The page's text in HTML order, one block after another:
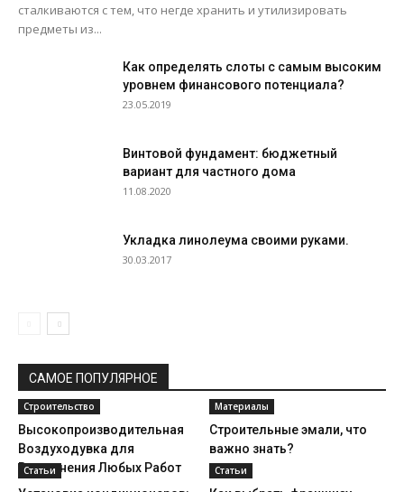
сталкиваются с тем, что негде хранить и утилизировать
предметы из...
Как определять слоты с самым высоким
уровнем финансового потенциала?
23.05.2019
Винтовой фундамент: бюджетный
вариант для частного дома
11.08.2020
Укладка линолеума своими руками.
30.03.2017
САМОЕ ПОПУЛЯРНОЕ
Строительство
Высокопроизводительная
Воздуходувка для
Выполнения Любых Работ
Материалы
Строительные эмали, что
важно знать?
Статьи Статьи